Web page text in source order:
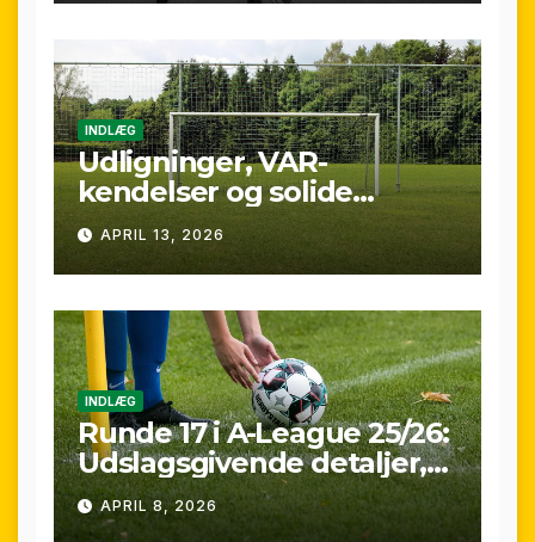
INDLÆG
Udligninger, VAR-
kendelser og solide
præstationer: Overblik
over A-League runde 24
(25/26)
APRIL 13, 2026
INDLÆG
Runde 17 i A-League 25/26:
Udslagsgivende detaljer,
sene scoringer og VAR-
drama
APRIL 8, 2026